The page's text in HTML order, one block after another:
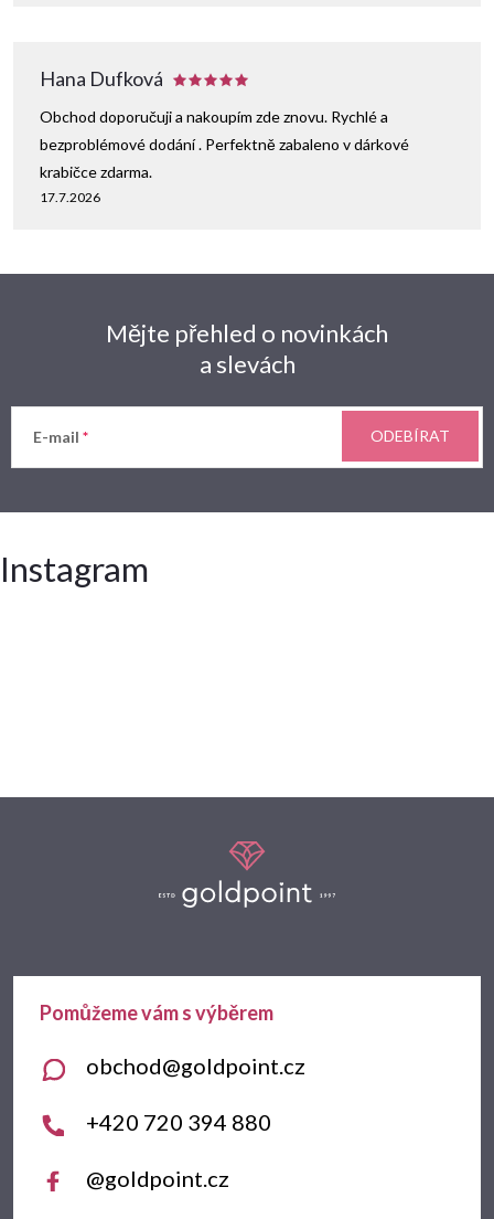
Hana Dufková
17.7.2026
Obchod doporučuji a nakoupím zde znovu. Rychlé a
bezproblémové dodání . Perfektně zabaleno v dárkové
krabičce zdarma.
Mějte přehled o novinkách
a slevách
E-mail ODEBÍRAT
Instagram
a
obchod@goldpoint.cz
+420 720 394 880
@goldpoint.cz